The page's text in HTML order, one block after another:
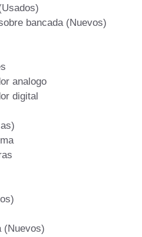
bancada (Nuevos)
analogo
digital
(Nuevos)